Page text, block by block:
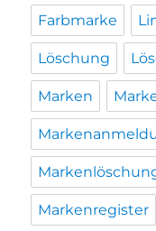
Farbmarke
Löschung
Marken
Markenregister